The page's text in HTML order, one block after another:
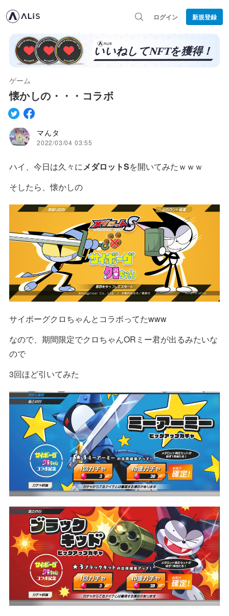
ログイン 新規登録
ゲーム
懐かしの・・・コラボ
マんタ
2022/03/04 03:55
ハイ、今日は久々にメダロットSを開いてみたｗｗｗ
そしたら、懐かしの
サイボーグクロちゃんとコラボってたwww
なので、期間限定でクロちゃんORミー君が出るみたいな
ので
3回ほど引いてみた